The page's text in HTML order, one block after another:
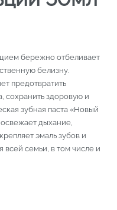
бережно отбеливает
белизну.
предотвратить
сохранить здоровую и
зубная паста «Новый
дыхание,
эмаль зубов и
всей семьи, в том числе и